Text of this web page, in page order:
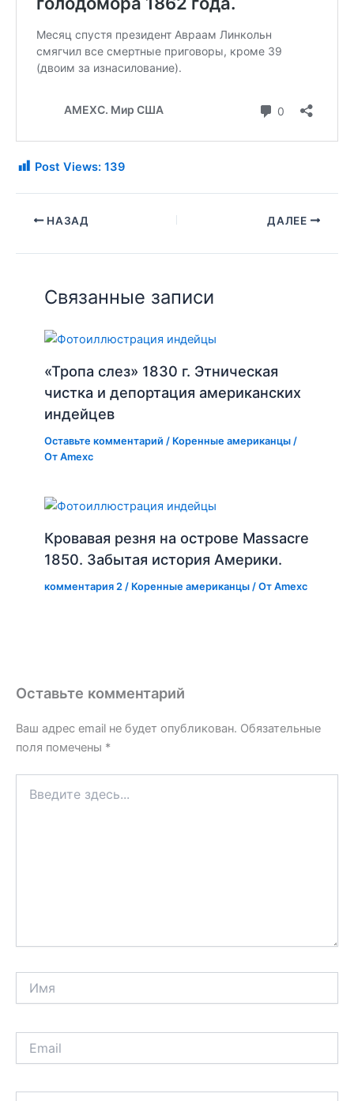
Post Views: 139
НАЗАД ДАЛЕЕ
Связанные записи
«Тропа слез» 1830 г. Этническая
чистка и депортация американских
индейцев
Оставьте комментарий / Коренные американцы /
ОтAmexc
Кровавая резня на острове Massacre
1850. Забытая история Америки.
комментария 2 / Коренные американцы / ОтAmexc
Оставьте комментарий
Ваш адрес email не будет опубликован. Обязательные
поля помечены *
здесь...